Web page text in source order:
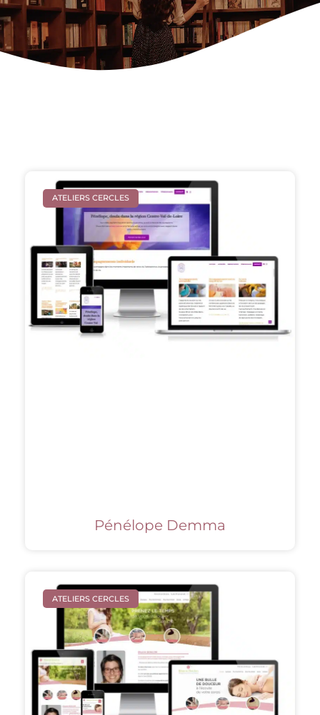
ATELIERS CERCLES
Pénélope Demma
ATELIERS CERCLES